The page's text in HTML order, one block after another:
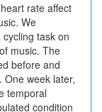
rate affect
We
task on
music. The
before and
week later,
temporal
condition